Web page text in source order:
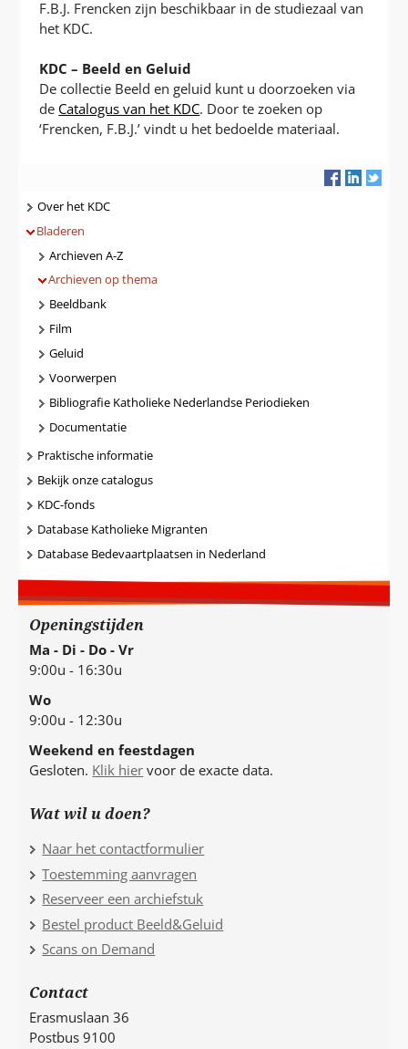
F.B.J. Frencken zijn beschikbaar in de studiezaal van
het KDC.
KDC – Beeld en Geluid
De collectie Beeld en geluid kunt u doorzoeken via
de Catalogus van het KDC. Door te zoeken op
‘Frencken, F.B.J.’ vindt u het bedoelde materiaal.
Navigatie
Over het KDC
Bladeren
Archieven A-Z
Archieven op thema
Beeldbank
Film
Geluid
Voorwerpen
Bibliografie Katholieke Nederlandse Periodieken
Documentatie
Praktische informatie
Bekijk onze catalogus
KDC-fonds
Database Katholieke Migranten
Database Bedevaartplaatsen in Nederland
Openingstijden
Ma - Di - Do - Vr
9:00u - 16:30u
Wo
9:00u - 12:30u
Weekend en feestdagen
Gesloten. Klik hier voor de exacte data.
Wat wil u doen?
Naar het contactformulier
Toestemming aanvragen
Reserveer een archiefstuk
Bestel product Beeld&Geluid
Scans on Demand
Contact
Erasmuslaan 36
Postbus 9100